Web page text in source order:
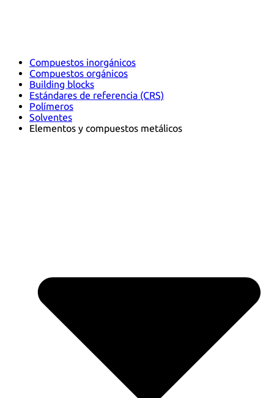
Compuestos inorgánicos
Compuestos orgánicos
Building blocks
Estándares de referencia (CRS)
Polímeros
Solventes
Elementos y compuestos metálicos